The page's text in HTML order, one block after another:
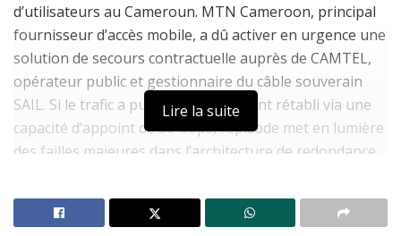
d’utilisateurs au Cameroun. MTN Cameroon, principal
fournisseur d’accès mobile, a dû activer en urgence une
solution de secours contractuelle auprès de CAMTEL,
opérateur public et gestionnaire du câble souverain
SAIL. Si le trafic a pu être partiellement rétabli via une
capacité d’appoint de 30 Gbps, l’épisode met en lumière
des failles majeures dans l’architecture de redondance
À LIRE AUSSI
Lire la suite